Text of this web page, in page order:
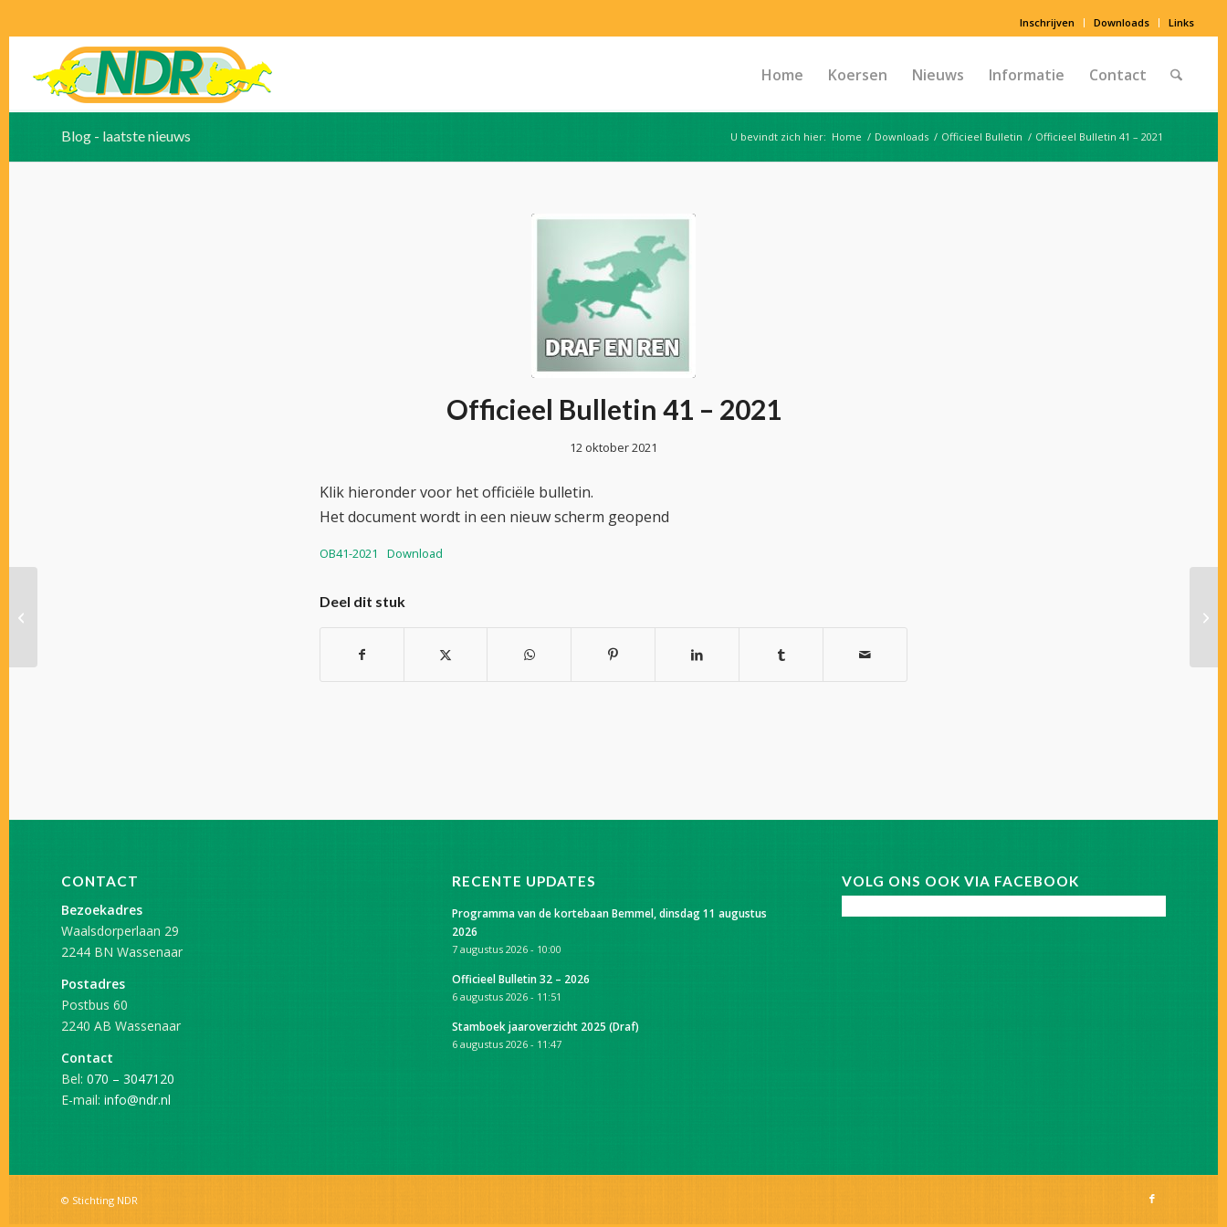
Inschrijven Downloads Links
Home Koersen Nieuws Informatie Contact
Blog - laatste nieuws U bevindt zich hier: Home / Downloads / Officieel Bulletin / Officieel Bulletin 41 – 2021
Officieel Bulletin 41 – 2021
12 oktober 2021
Klik hieronder voor het officiële bulletin.
Het document wordt in een nieuw scherm geopend
OB41-2021 Download
Deel dit stuk
CONTACT
Bezoekadres
Waalsdorperlaan 29
2244 BN Wassenaar
Postadres
Postbus 60
2240 AB Wassenaar
Contact
Bel: 070 – 3047120
E-mail: info@ndr.nl
RECENTE UPDATES
Programma van de kortebaan Bemmel, dinsdag 11 augustus
2026
7 augustus 2026 - 10:00
Officieel Bulletin 32 – 2026
6 augustus 2026 - 11:51
Stamboek jaaroverzicht 2025 (Draf)
6 augustus 2026 - 11:47
VOLG ONS OOK VIA FACEBOOK
© Stichting NDR